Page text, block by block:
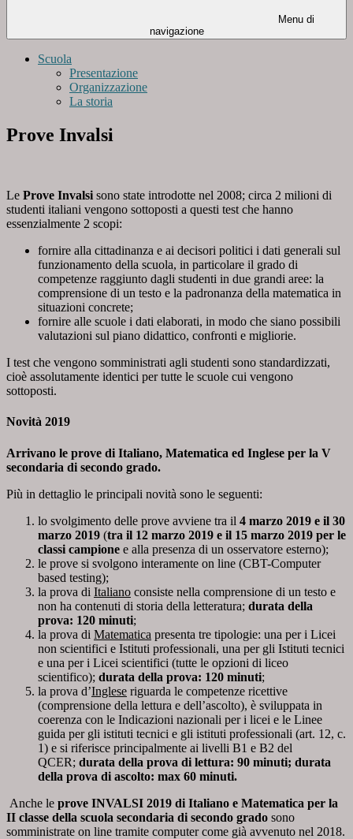
Menu di
navigazione
Scuola
Presentazione
Organizzazione
La storia
Prove Invalsi
Le Prove Invalsi sono state introdotte nel 2008; circa 2 milioni di
studenti italiani vengono sottoposti a questi test che hanno
essenzialmente 2 scopi:
fornire alla cittadinanza e ai decisori politici i dati generali sul
funzionamento della scuola, in particolare il grado di
competenze raggiunto dagli studenti in due grandi aree: la
comprensione di un testo e la padronanza della matematica in
situazioni concrete;
fornire alle scuole i dati elaborati, in modo che siano possibili
valutazioni sul piano didattico, confronti e migliorie.
I test che vengono somministrati agli studenti sono standardizzati,
cioè assolutamente identici per tutte le scuole cui vengono
sottoposti.
Novità 2019
Arrivano le prove di Italiano, Matematica ed Inglese per la V
secondaria di secondo grado.
Più in dettaglio le principali novità sono le seguenti:
lo svolgimento delle prove avviene tra il 4 marzo 2019 e il 30
marzo 2019 (tra il 12 marzo 2019 e il 15 marzo 2019 per le
classi campione e alla presenza di un osservatore esterno);
le prove si svolgono interamente on line (CBT-Computer
based testing);
la prova di Italiano consiste nella comprensione di un testo e
non ha contenuti di storia della letteratura; durata della
prova: 120 minuti;
la prova di Matematica presenta tre tipologie: una per i Licei
non scientifici e Istituti professionali, una per gli Istituti tecnici
e una per i Licei scientifici (tutte le opzioni di liceo
scientifico); durata della prova: 120 minuti;
la prova d’Inglese riguarda le competenze ricettive
(comprensione della lettura e dell’ascolto), è sviluppata in
coerenza con le Indicazioni nazionali per i licei e le Linee
guida per gli istituti tecnici e gli istituti professionali (art. 12, c.
1) e si riferisce principalmente ai livelli B1 e B2 del
QCER; durata della prova di lettura: 90 minuti; durata
della prova di ascolto: max 60 minuti.
Anche le prove INVALSI 2019 di Italiano e Matematica per la
II classe della scuola secondaria di secondo grado sono
somministrate on line tramite computer come già avvenuto nel 2018.